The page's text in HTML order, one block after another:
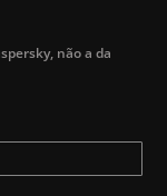
não a da